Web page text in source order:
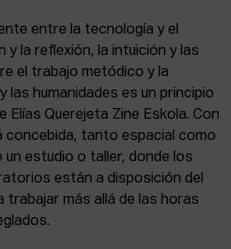
Equis Instagram
Zine Eskola 2026
zigarrogileak plaza, 1
/ San Sebastián
943 545 005
eskola.eus
entre la tecnología y el
y la reflexión, la intuición y las
el trabajo metódico y la
las humanidades es un principio
Elías Querejeta Zine Eskola. Con
concebida, tanto espacial como
estudio o taller, donde los
están a disposición del
trabajar más allá de las horas